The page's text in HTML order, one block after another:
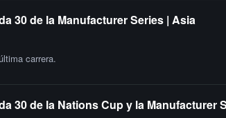
30 de la Manufacturer Series | Asia
carrera.
30 de la Nations Cup y la Manufacturer